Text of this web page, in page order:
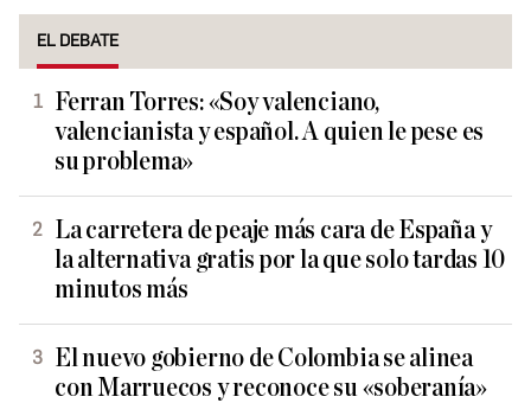
EL DEBATE
Ferran Torres: «Soy valenciano,
valencianista y español. A quien le pese es
su problema»
La carretera de peaje más cara de España y
la alternativa gratis por la que solo tardas 10
minutos más
El nuevo gobierno de Colombia se alinea
con Marruecos y reconoce su «soberanía»